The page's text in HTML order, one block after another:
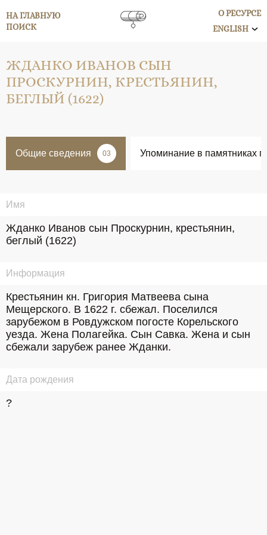
НА ГЛАВНУЮ
ПОИСК
О РЕСУРСЕ
ENGLISH
ЖДАНКО ИВАНОВ СЫН
ПРОСКУРНИН, КРЕСТЬЯНИН,
БЕГЛЫЙ (1622)
Общие сведения 03 Упоминание в памятниках
Имя
Жданко Иванов сын Проскурнин, крестьянин,
беглый (1622)
Информация
Крестьянин кн. Григория Матвеева сына
Мещерского. В 1622 г. сбежал. Поселился
зарубежом в Ровдужском погосте Корельского
уезда. Жена Полагейка. Сын Савка. Жена и сын
сбежали зарубеж ранее Жданки.
Дата рождения
?